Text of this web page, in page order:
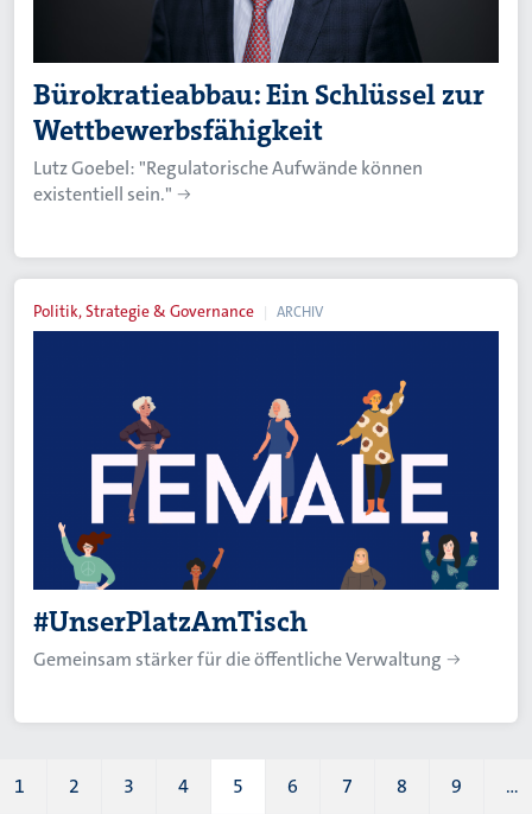
Bürokratieabbau: Ein Schlüssel zur
Wettbewerbsfähigkeit
Lutz Goebel: "Regulatorische Aufwände können
existentiell sein."
Politik, Strategie & Governance ARCHIV
#UnserPlatzAmTisch
Gemeinsam stärker für die öffentliche Verwaltung
Page
1
Page
2
Page
3
Page
4
Aktuelle Seite
5
Page
6
Page
7
Page
8
Page
9 …